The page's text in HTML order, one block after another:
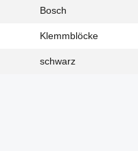
Bosch
Klemmblöcke
schwarz